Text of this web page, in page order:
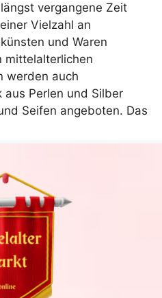
vergangene Zeit
Vielzahl an
und Waren
mittelalterlichen
werden auch
Perlen und Silber
Seifen angeboten. Das